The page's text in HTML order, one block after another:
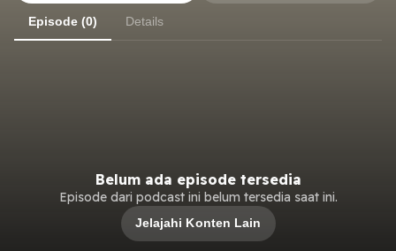
Episode (0) Details
Belum ada episode tersedia
Episode dari podcast ini belum tersedia saat ini.
Jelajahi Konten Lain